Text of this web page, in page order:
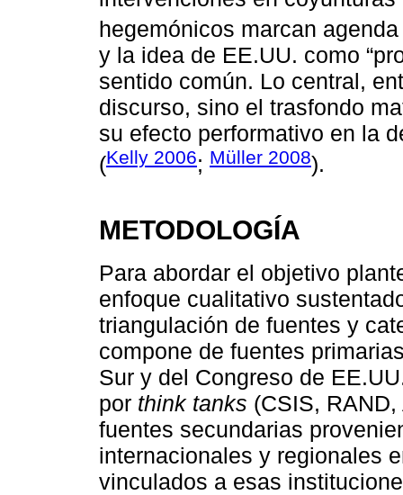
hegemónicos marcan agenda
y la idea de EE.UU. como
sentido común. Lo central,
discurso, sino el trasfondo
su efecto performativo en la
(Kelly 2006; Müller 2008).
METODOLOGÍA
Para abordar el objetivo
enfoque cualitativo
triangulación de fuentes y
compone de fuentes
Sur y del Congreso de
por think tanks (CSIS,
fuentes secundarias
internacionales y regionales
vinculados a esas